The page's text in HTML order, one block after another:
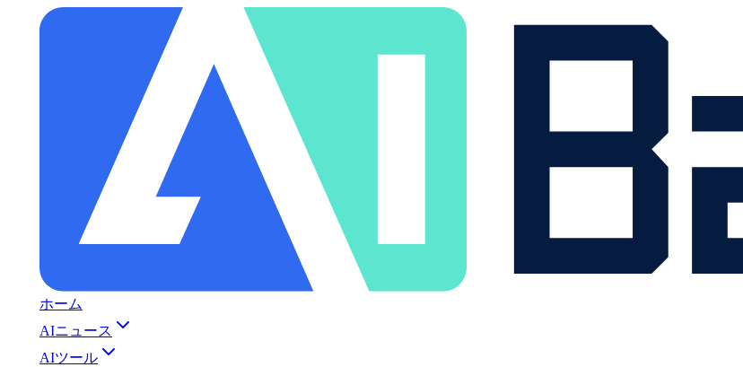
ホーム
AIニュース
AIツール